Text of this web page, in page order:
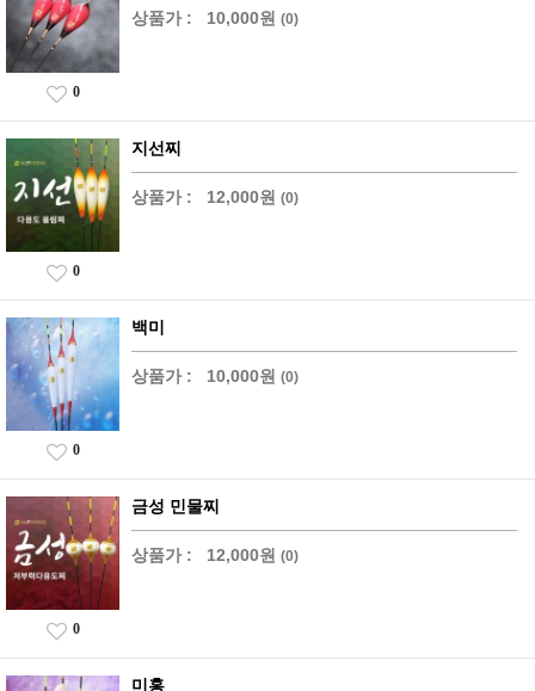
상품가 : 10,000원 (0)
0
지선찌
상품가 : 12,000원 (0)
0
백미
상품가 : 10,000원 (0)
0
금성 민물찌
상품가 : 12,000원 (0)
0
미홍